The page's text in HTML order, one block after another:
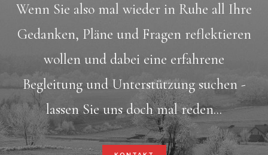
Wenn Sie also mal wieder in Ruhe all Ihre
Gedanken, Pläne und Fragen reflektieren
wollen und dabei eine erfahrene
Begleitung und Unterstützung suchen -
lassen Sie uns doch mal reden...